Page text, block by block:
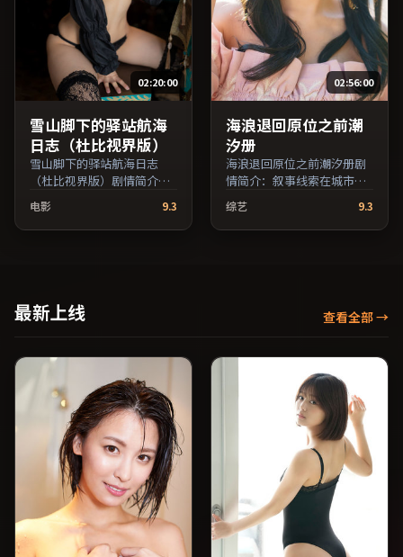
02:20:00
雪山脚下的驿站航海
日志（杜比视界版）
雪山脚下的驿站航海日志
（杜比视界版）剧情简介：
剧情围绕一次意外转折展
开，美术与场景还原了特定
年代质感；由郭帆执导，吴
日于澳大利亚地区院线首
映，网络平台同步更新片
免费条目索引，支持片名与
演员交叉检索。）
电影 9.3
02:56:00
海浪退回原位之前潮
汐册
海浪退回原位之前潮汐册剧
情简介：叙事线索在城市与
乡野之间往返，亲情线与友
情线并行推进；由玛嘉·莎
塔碧执导，梁朝伟、蒋雯
新片源。若你偏爱节奏不急
免费条目索引，支持片名与
演员交叉检索。）
综艺 9.3
最新上线 查看全部→